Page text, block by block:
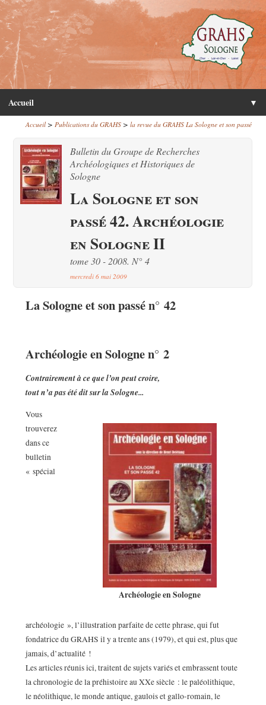
Accueil ▼
Accueil> Publications du GRAHS> la revue du GRAHS La Sologne et son passé
Bulletin du Groupe de Recherches
Archéologiques et Historiques de
Sologne
La Sologne et son
passé 42. Archéologie
en Sologne II
tome 30 - 2008. N° 4
mercredi 6 mai 2009
La Sologne et son passé n° 42
Archéologie en Sologne n° 2
Contrairement à ce que l’on peut croire,
tout n’a pas été dit sur la Sologne...
Archéologie en Sologne
Vous
trouverez
dans ce
bulletin
« spécial
archéologie », l’illustration parfaite de cette phrase, qui fut
fondatrice du GRAHS il y a trente ans (1979), et qui est, plus que
jamais, d’actualité !
Les articles réunis ici, traitent de sujets variés et embrassent toute
la chronologie de la préhistoire au XXe siècle : le paléolithique,
le néolithique, le monde antique, gaulois et gallo-romain, le